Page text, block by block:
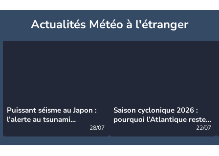
Actualités Météo à l'étranger
Puissant séisme au Japon :
l’alerte au tsunami
28/07
Saison cyclonique 2026 :
pourquoi l’Atlantique reste
22/07